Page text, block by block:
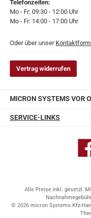
Telefonzeiten:
Mo - Fr: 09:30 - 12:00 Uhr
Mo - Fr: 14:00 - 17:00 Uhr
Oder über unser
Vertrag widerrufen
MICRON SYSTEMS VOR
SERVICE-LINKS
Alle Preise inkl. gesetzl.
© 2026 micron Systems Kfz-